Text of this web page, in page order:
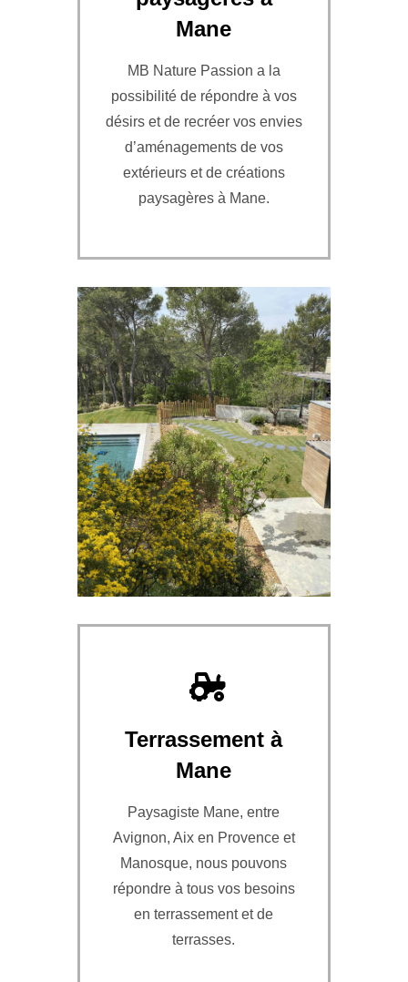
Mane
MB Nature Passion a la
possibilité de répondre à vos
désirs et de recréer vos envies
d’aménagements de vos
extérieurs et de créations
paysagères à Mane.
Terrassement à
Mane
Paysagiste Mane, entre
Avignon, Aix en Provence et
Manosque, nous pouvons
répondre à tous vos besoins
en terrassement et de
terrasses.